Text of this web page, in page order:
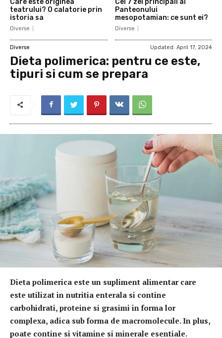
Care este originea
teatrului? O calatorie prin
istoria sa
Diverse
Cei 7 zei principali ai
Panteonului
mesopotamian: ce sunt ei?
Diverse